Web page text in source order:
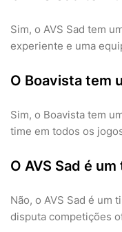
Sim, o AVS Sad tem
experiente e uma
O Boavista tem
Sim, o Boavista tem
time em todos os
O AVS Sad é
Não, o AVS Sad é um
disputa competições